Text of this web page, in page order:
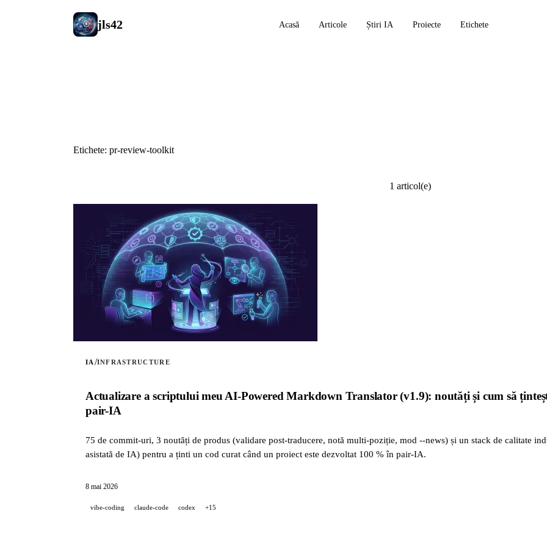
jls42 Acasă Articole Știri IA Proiecte Etichete
Etichete: pr-review-toolkit
1 articol(e)
IA /INFRASTRUCTURE
Actualizare a scriptului meu AI-Powered Markdown Translator (v1.9): noutăți și cum să
pair-IA
75 de commit-uri, 3 noutăți de produs (validare post-traducere, notă multi-poziție, mod --news) și un stack de calitate
asistată de IA) pentru a ținti un cod curat când un proiect este dezvoltat 100 % în pair-IA.
8 mai 2026
vibe-coding claude-code codex +15